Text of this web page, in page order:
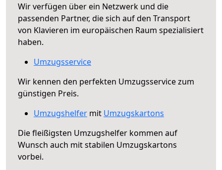
Wir verfügen über ein Netzwerk und die
passenden Partner, die sich auf den Transport
von Klavieren im europäischen Raum spezialisiert
haben.
Umzugsservice
Wir kennen den perfekten Umzugsservice zum
günstigen Preis.
Umzugshelfer mit Umzugskartons
Die fleißigsten Umzugshelfer kommen auf
Wunsch auch mit stabilen Umzugskartons
vorbei.